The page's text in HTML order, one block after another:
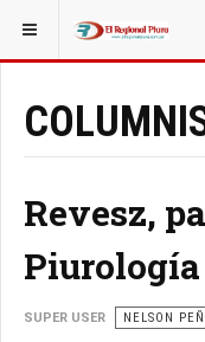
ESTÁ AQUÍ:
Revesz,
Piurología
SUPER USER NELSON